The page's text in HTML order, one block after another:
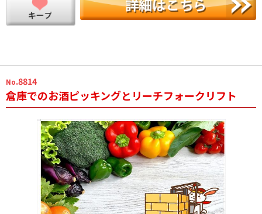
No.8814
倉庫でのお酒ピッキングとリーチフォークリフト